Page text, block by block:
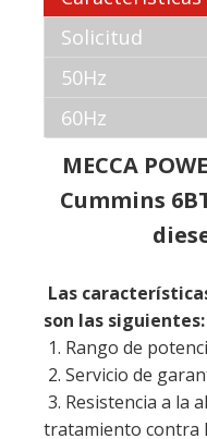
MECCA
Las
son las siguientes:
1. Rango de
2. Servicio de
tratamiento contra
4. La variedad de
disponible
5.stamford,
u otro alternador;